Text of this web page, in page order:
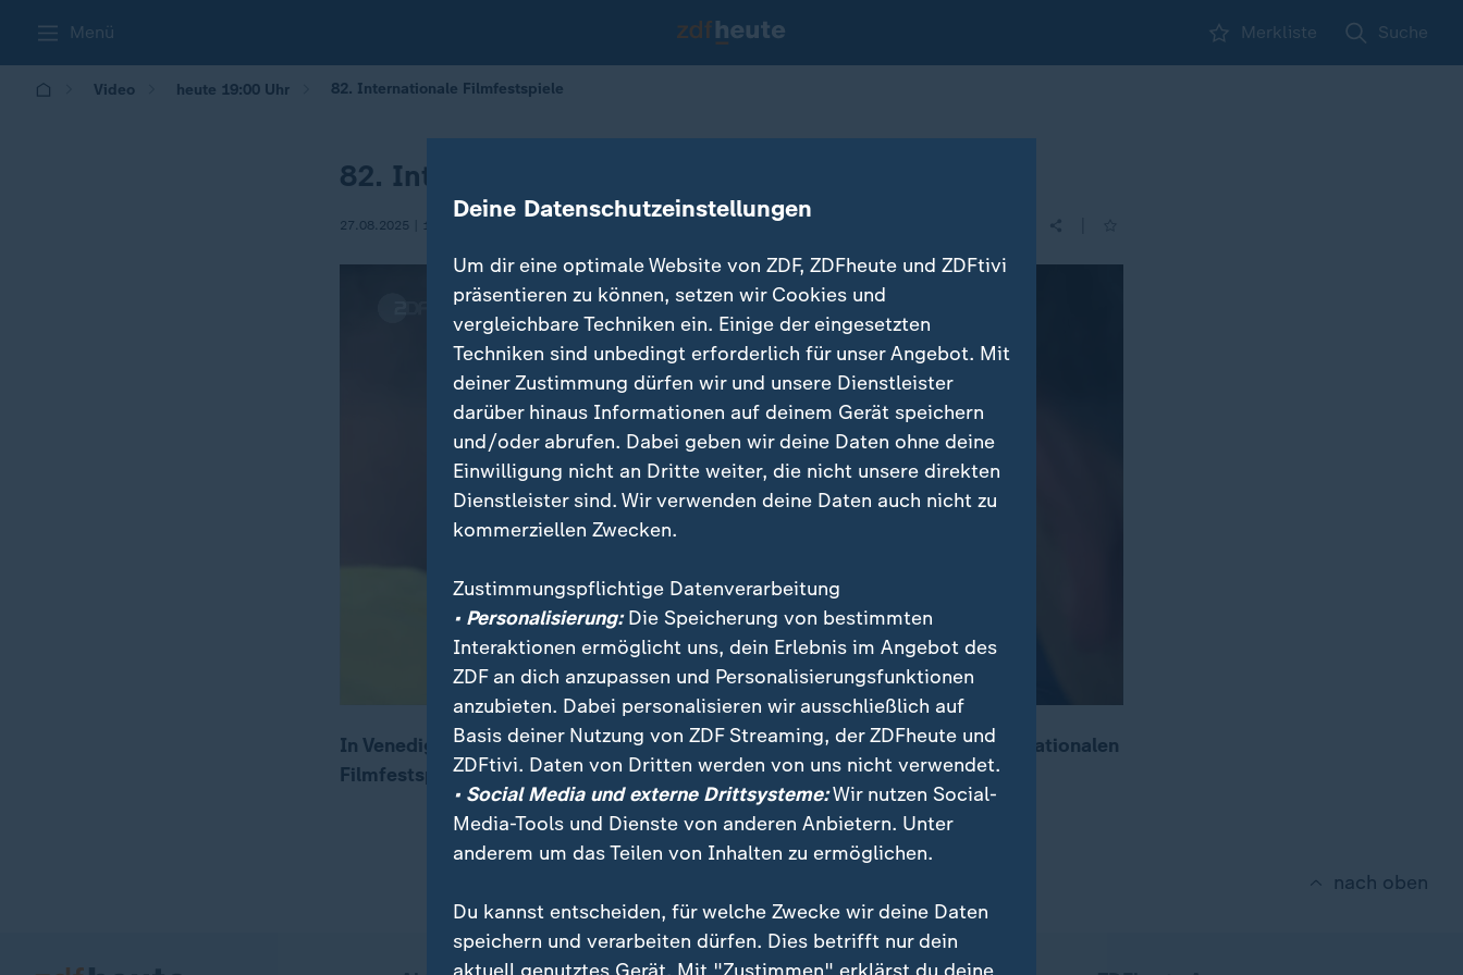
Menü Merkliste Suche
Video heute 19:00 Uhr 82. Internationale Filmfestspiele
82. Internationale Filmfestspiele
27.08.2025 | 19:00
00:16
In Venedig ist der rote Teppich ausgerollt. Der Eröffnungsfilm des 82. Internationalen
Filmfestspiels ist der Film "La Grazia" von Oscar-Preisträger Sorrentino.
nach oben
Deine Datenschutzeinstellungen
Um dir eine optimale Website von ZDF, ZDFheute und ZDFtivi
präsentieren zu können, setzen wir Cookies und
vergleichbare Techniken ein. Einige der eingesetzten
Techniken sind unbedingt erforderlich für unser Angebot. Mit
deiner Zustimmung dürfen wir und unsere Dienstleister
darüber hinaus Informationen auf deinem Gerät speichern
und/oder abrufen. Dabei geben wir deine Daten ohne deine
Einwilligung nicht an Dritte weiter, die nicht unsere direkten
Dienstleister sind. Wir verwenden deine Daten auch nicht zu
kommerziellen Zwecken.
Zustimmungspflichtige Datenverarbeitung
• Personalisierung:Die Speicherung von bestimmten
Interaktionen ermöglicht uns, dein Erlebnis im Angebot des
ZDF an dich anzupassen und Personalisierungsfunktionen
anzubieten. Dabei personalisieren wir ausschließlich auf
Basis deiner Nutzung von ZDF Streaming, der ZDFheute und
ZDFtivi. Daten von Dritten werden von uns nicht verwendet.
• Social Media und externe Drittsysteme:Wir nutzen Social-
Media-Tools und Dienste von anderen Anbietern. Unter
anderem um das Teilen von Inhalten zu ermöglichen.
Du kannst entscheiden, für welche Zwecke wir deine Daten
speichern und verarbeiten dürfen. Dies betrifft nur dein